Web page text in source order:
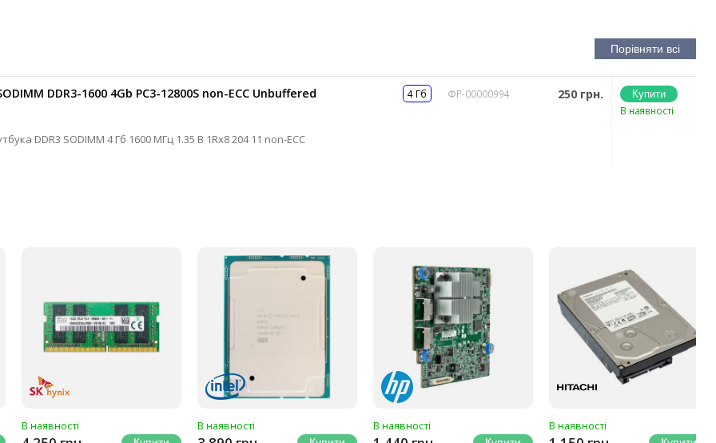
DDR3-1600 4Gb PC3-12800S non-ECC Unbuffered
4 Гб ФР-00000994 250 грн.
В наявності
В наявності В наявності В наявності В наявності